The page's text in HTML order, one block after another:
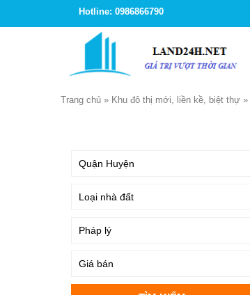
Hotline: 0986866790
Trang chủ » Khu đô thị mới, liền kề, biệt thự »